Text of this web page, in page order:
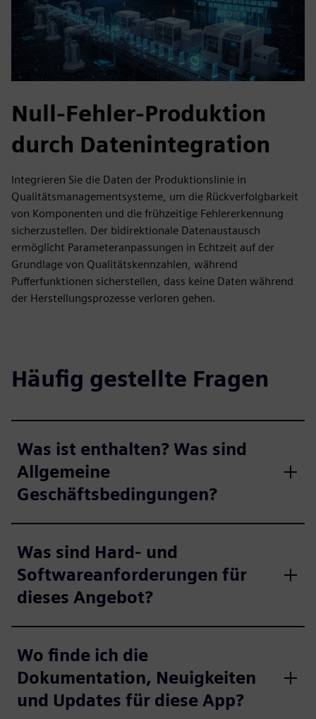
Null-Fehler-Produktion
durch Datenintegration
Integrieren Sie die Daten der Produktionslinie in
Qualitätsmanagementsysteme, um die Rückverfolgbarkeit
von Komponenten und die frühzeitige Fehlererkennung
sicherzustellen. Der bidirektionale Datenaustausch
ermöglicht Parameteranpassungen in Echtzeit auf der
Grundlage von Qualitätskennzahlen, während
Pufferfunktionen sicherstellen, dass keine Daten während
der Herstellungsprozesse verloren gehen.
Häufig gestellte Fragen
Was ist enthalten? Was sind
Allgemeine
Geschäftsbedingungen?
Was sind Hard- und
Softwareanforderungen für
dieses Angebot?
Wo finde ich die
Dokumentation, Neuigkeiten
und Updates für diese App?